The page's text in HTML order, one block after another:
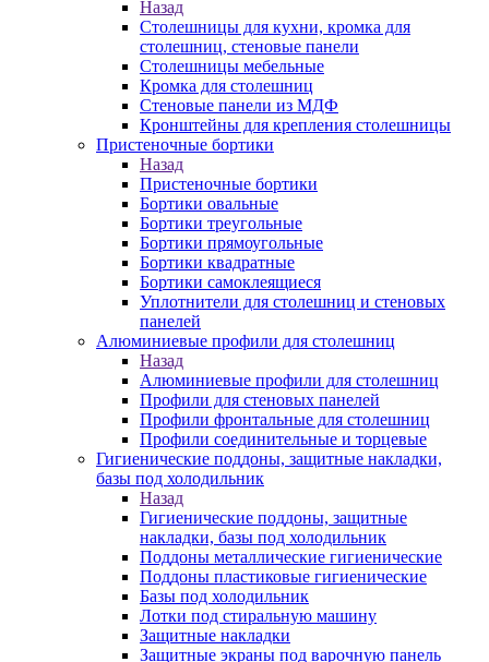
Назад
Столешницы для кухни, кромка для
столешниц, стеновые панели
Столешницы мебельные
Кромка для столешниц
Стеновые панели из МДФ
Кронштейны для крепления столешницы
Пристеночные бортики
Назад
Пристеночные бортики
Бортики овальные
Бортики треугольные
Бортики прямоугольные
Бортики квадратные
Бортики самоклеящиеся
Уплотнители для столешниц и стеновых
панелей
Алюминиевые профили для столешниц
Назад
Алюминиевые профили для столешниц
Профили для стеновых панелей
Профили фронтальные для столешниц
Профили соединительные и торцевые
Гигиенические поддоны, защитные накладки,
базы под холодильник
Назад
Гигиенические поддоны, защитные
накладки, базы под холодильник
Поддоны металлические гигиенические
Поддоны пластиковые гигиенические
Базы под холодильник
Лотки под стиральную машину
Защитные накладки
Защитные экраны под варочную панель